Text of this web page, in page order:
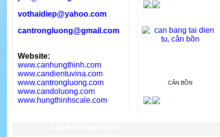
vothaidiep@yahoo.com
cantrongluong@gmail.com
Website:
www.canhungthinh.com
www.candientuvina.com
www.cantrongluong.com
www.candoluong.com
www.hungthinhscale.com
CÂN BỒN